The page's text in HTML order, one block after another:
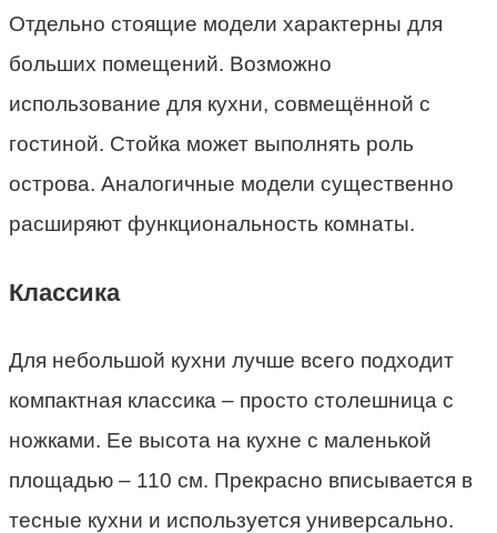
Отдельно стоящие модели характерны для
больших помещений. Возможно
использование для кухни, совмещённой с
гостиной. Стойка может выполнять роль
острова. Аналогичные модели существенно
расширяют функциональность комнаты.
Классика
Для небольшой кухни лучше всего подходит
компактная классика – просто столешница с
ножками. Ее высота на кухне с маленькой
площадью – 110 см. Прекрасно вписывается в
тесные кухни и используется универсально.